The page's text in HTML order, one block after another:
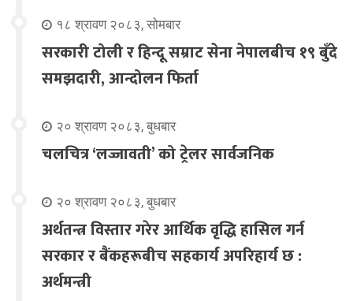
१८ श्रावण २०८३, सोमबार
सरकारी टोली र हिन्दू सम्राट सेना नेपालबीच १९ बुँदे
समझदारी, आन्दोलन फिर्ता
२० श्रावण २०८३, बुधबार
चलचित्र ‘लज्जावती’ को ट्रेलर सार्वजनिक
२० श्रावण २०८३, बुधबार
अर्थतन्त्र विस्तार गरेर आर्थिक वृद्धि हासिल गर्न
सरकार र बैंकहरूबीच सहकार्य अपरिहार्य छ :
अर्थमन्त्री